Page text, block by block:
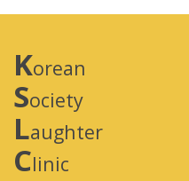
Korean
Society
Laughter
Clinic